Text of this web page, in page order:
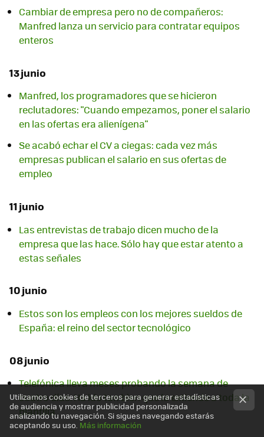
Cambiar de empresa pero no de compañeros:
Manfred lanza un servicio para contratar equipos
enteros
13 junio
Manfred, los programadores que se hicieron
reclutadores: "Cuando empezamos, poner el salario
en las ofertas era alienígena"
Se acabó echar el CV a ciegas: cada vez más
empresas publican el salario en sus ofertas de
empleo
11 junio
Las entrevistas de trabajo dicen mucho de la
empresa que las hace. Sólo hay que estar atento a
estas señales
10 junio
Estos son los empleos con los mejores sueldos de
España: el reino del sector tecnológico
08 junio
Telefónica lleva meses probando la semana de
cuatro días. Ha ido tan bien que la extiende a toda la
plantilla
Utilizamos cookies de terceros para generar estadísticas
de audiencia y mostrar publicidad personalizada
analizando tu navegación. Si sigues navegando estarás
aceptando su uso. Más información